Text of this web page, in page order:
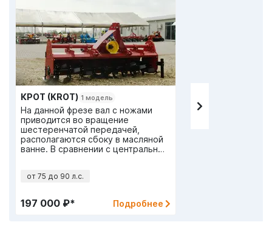
КРОТ (KROT) 1 модель
На данной фрезе вал с ножами
приводится во вращение
шестеренчатой передачей,
располагаются сбоку в масляной
ванне. В сравнении с центральным
ширине захвата без пропуска
от 75 до 90 л.с.
197 000 ₽* Подробнее